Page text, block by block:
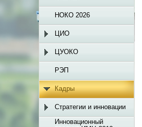
НОКО 2026
ЦИО
ЦУОКО
РЭП
Кадры
Стратегии и инновации
Инновационный